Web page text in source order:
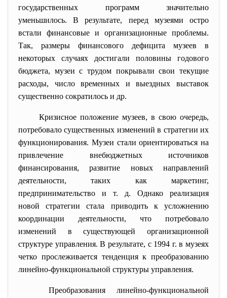
государственных программ значительно
уменьшилось. В результате, перед музеями остро
встали финансовые и организационные проблемы.
Так, размеры финансового дефицита музеев в
некоторых случаях достигали половины годового
бюджета, музеи с трудом покрывали свои текущие
расходы, число временных и выездных выставок
существенно сократилось и др.
Кризисное положение музеев, в свою очередь,
потребовало существенных изменений в стратегии их
функционирования. Музеи стали ориентироваться на
привлечение внебюджетных источников
финансирования, развитие новых направлений
деятельности, таких как маркетинг,
предпринимательство и т. д. Однако реализация
новой стратегии стала приводить к усложнению
координации деятельности, что потребовало
изменений в существующей организационной
структуре управления. В результате, с 1994 г. в музеях
четко прослеживается тенденция к преобразованию
линейно-функциональной структуры управления.
Преобразования линейно-функциональной